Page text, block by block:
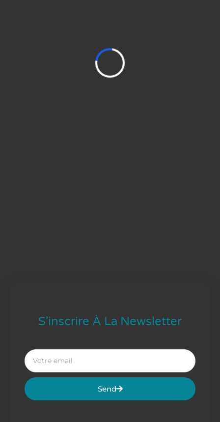
S'inscrire À La Newsletter
Send